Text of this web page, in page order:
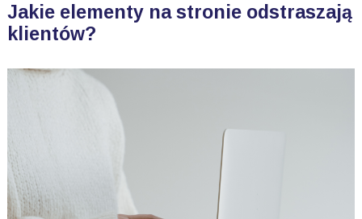
Jakie elementy na stronie odstraszają
klientów?